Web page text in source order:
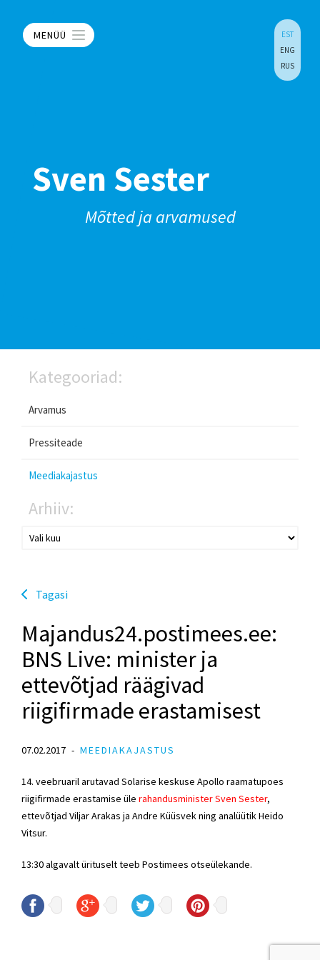
MENÜÜ
EST
ENG
RUS
Sven Sester
Mõtted ja arvamused
Kategooriad:
Arvamus
Pressiteade
Meediakajastus
Arhiiv:
Tagasi
Majandus24.postimees.ee:
BNS Live: minister ja
ettevõtjad räägivad
riigifirmade erastamisest
07.02.2017 MEEDIAKAJASTUS
14. veebruaril arutavad Solarise keskuse Apollo raamatupoes
riigifirmade erastamise üle rahandusminister Sven Sester,
ettevõtjad Viljar Arakas ja Andre Küüsvek ning analüütik Heido
Vitsur.
13:30 algavalt ürituselt teeb Postimees otseülekande.